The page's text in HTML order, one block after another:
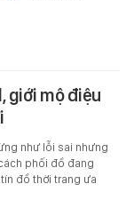
giới mộ điệu
như lỗi sai nhưng
phối đồ đang
đồ thời trang ưa